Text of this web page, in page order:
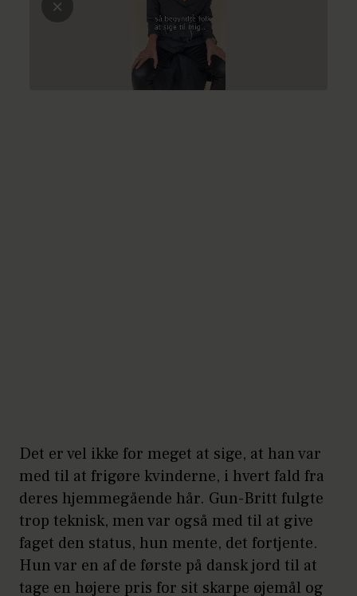
Det er vel ikke for meget at sige, at han var
med til at frigøre kvinderne, i hvert fald fra
deres hjemmegående hår. Gun-Britt fulgte
trop teknisk, men var også med til at give
faget den status, hun mente, det fortjente.
Hun var en af de første på dansk jord til at
tage en højere pris for sit skarpe øjemål og